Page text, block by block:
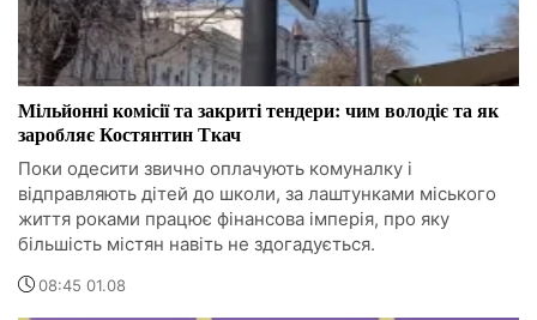
Мільйонні комісії та закриті тендери: чим володіє та як
заробляє Костянтин Ткач
Поки одесити звично оплачують комуналку і
відправляють дітей до школи, за лаштунками міського
життя роками працює фінансова імперія, про яку
більшість містян навіть не здогадується.
08:45 01.08